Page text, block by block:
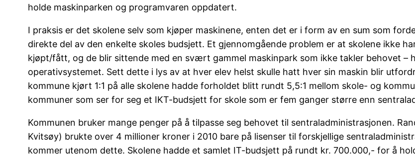
holde maskinparken og programvaren oppdatert.
I praksis er det skolene selv som kjøper maskinene, enten det er i form av en sum som
direkte del av den enkelte skoles budsjett. Et gjennomgående problem er at skolene ikke
kjøpt/fått, og de blir sittende med en svært gammel maskinpark som ikke takler behovet –
operativsystemet. Sett dette i lys av at hver elev helst skulle hatt hver sin maskin blir
kommune kjørt 1:1 på alle skolene hadde forholdet blitt rundt 5,5:1 mellom skole- og
kommuner som ser for seg et IKT-budsjett for skole som er fem ganger større enn
Kommunen bruker mange penger på å tilpasse seg behovet til sentraladministrasjonen.
Kvitsøy) brukte over 4 millioner kroner i 2010 bare på lisenser til forskjellige
kommer utenom dette. Skolene hadde et samlet IT-budsjett på rundt kr. 700.000,- for å